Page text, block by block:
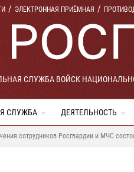
ЭЛЕКТРОННАЯ ПРИЁМНАЯ
СЛУЖБА ВОЙСК
СЛУЖБА ДЕЯТЕЛЬНОСТЬ
сотрудников Росгвардии и МЧС